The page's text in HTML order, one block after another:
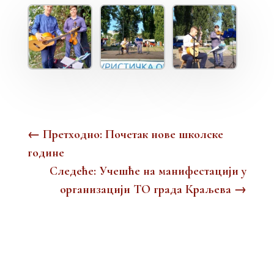
← Претходно: Почетак нове школске
године
Следеће: Учешће на манифестацији у
организацији ТО града Краљева →